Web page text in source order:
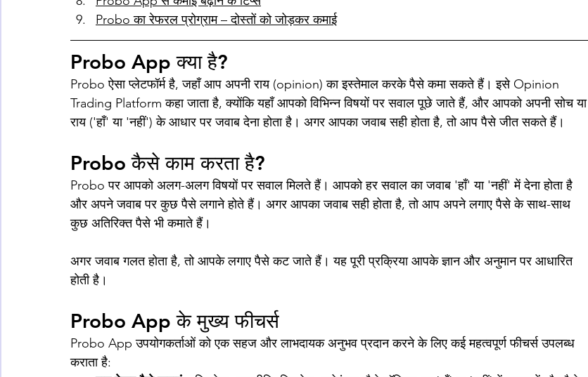
Probo का रेफरल प्रोग्राम – दोस्तों को जोड़कर कमाई
Probo App क्या है?
Probo ऐसा प्लेटफॉर्म है, जहाँ आप अपनी राय (opinion) का इस्तेमाल करके पैसे कमा सकते हैं। इसे Opinion
Trading Platform कहा जाता है, क्योंकि यहाँ आपको विभिन्न विषयों पर सवाल पूछे जाते हैं, और आपको अपनी सोच या
राय ('हाँ' या 'नहीं') के आधार पर जवाब देना होता है। अगर आपका जवाब सही होता है, तो आप पैसे जीत सकते हैं।
Probo कैसे काम करता है?
Probo पर आपको अलग-अलग विषयों पर सवाल मिलते हैं। आपको हर सवाल का जवाब 'हाँ' या 'नहीं' में देना होता है
और अपने जवाब पर कुछ पैसे लगाने होते हैं। अगर आपका जवाब सही होता है, तो आप अपने लगाए पैसे के साथ-साथ
कुछ अतिरिक्त पैसे भी कमाते हैं।
अगर जवाब गलत होता है, तो आपके लगाए पैसे कट जाते हैं। यह पूरी प्रक्रिया आपके ज्ञान और अनुमान पर आधारित
होती है।
Probo App के मुख्य फीचर्स
Probo App उपयोगकर्ताओं को एक सहज और लाभदायक अनुभव प्रदान करने के लिए कई महत्वपूर्ण फीचर्स उपलब्ध
कराता है: